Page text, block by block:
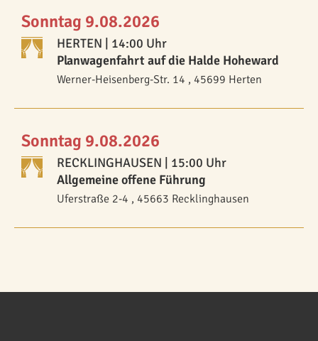
Sonntag 9.08.2026
HERTEN | 14:00 Uhr
Planwagenfahrt auf die Halde Hoheward
Werner-Heisenberg-Str. 14 , 45699 Herten
Sonntag 9.08.2026
RECKLINGHAUSEN | 15:00 Uhr
Allgemeine offene Führung
Uferstraße 2-4 , 45663 Recklinghausen